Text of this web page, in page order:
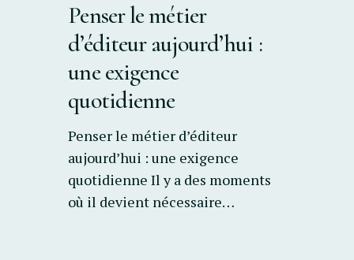
Penser le métier
d’éditeur aujourd’hui :
une exigence
quotidienne
Penser le métier d’éditeur
aujourd’hui : une exigence
quotidienne Il y a des moments
où il devient nécessaire…